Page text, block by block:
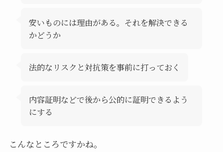
安いものには理由がある。それを解決できる
かどうか
法的なリスクと対抗策を事前に打っておく
内容証明などで後から公的に証明できるよう
にする
こんなところですかね。